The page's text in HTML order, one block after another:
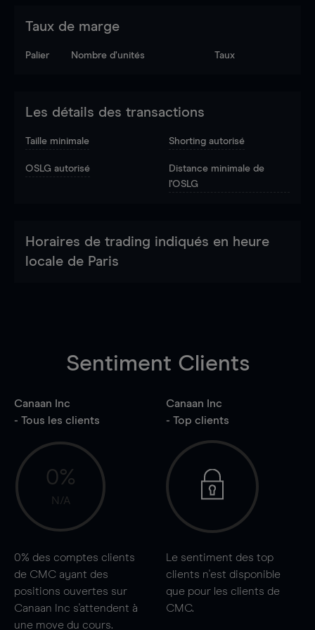
Taux de marge
Palier Nombre d’unités Taux
Les détails des transactions
Taille minimale Shorting autorisé
OSLG autorisé
Distance minimale de
l'OSLG
Horaires de trading indiqués en heure
locale de Paris
Sentiment Clients
Canaan Inc
- Tous les clients
0%
N/A
0% des comptes clients
de CMC ayant des
positions ouvertes sur
Canaan Inc s'attendent à
une move du cours.
Canaan Inc
- Top clients
Le sentiment des top
clients n'est disponible
que pour les clients de
CMC.